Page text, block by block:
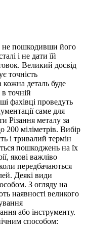
не пошкодивши його
і не дати їй
Великий досвід
точність
деталь буде
точній
фахівці проведуть
саме для
металу за
200 міліметрів. Вибір
і тривалий термін
пошкоджень на їх
якові важліво
передбачаються
Деякі види
З огляду на
наявності великого
або інструменту.
способом: